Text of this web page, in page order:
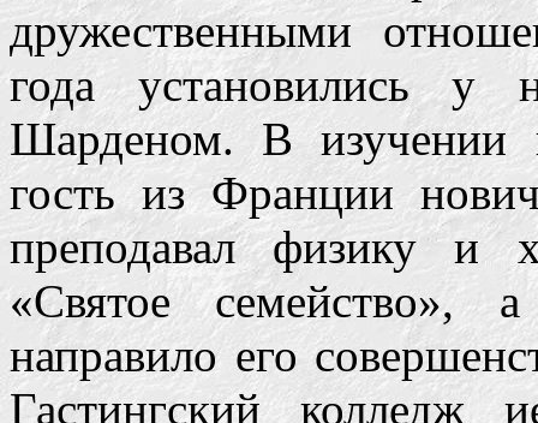
дружественными
года установились
Шарденом. В изучении
гость из Франции
преподавал физику и
«Святое семейство»,
направило его
Гастингский колледж